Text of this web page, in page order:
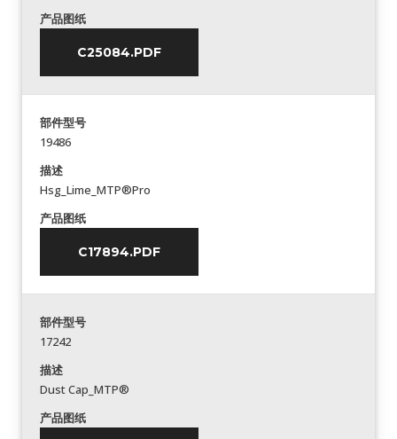
产品图纸
C25084.PDF
部件型号
19486
描述
Hsg_Lime_MTP®Pro
产品图纸
C17894.PDF
部件型号
17242
描述
Dust Cap_MTP®
产品图纸